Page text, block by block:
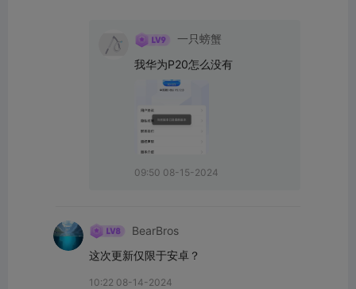
一只螃蟹
我华为P20怎么没有
09:50 08-15-2024
BearBros
这次更新仅限于安卓？
10:22 08-14-2024